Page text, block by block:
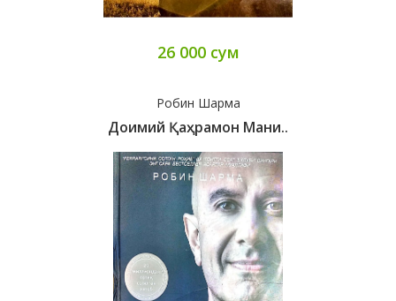
26 000 сум
Робин Шарма
Доимий Қаҳрамон Мани..